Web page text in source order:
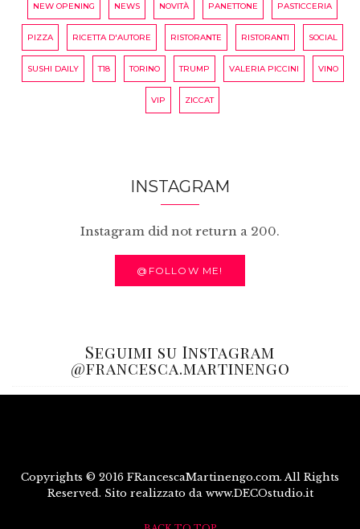
NEW OPENING NEWS NOVITÀ PANETTONE PASTICCERIA
PIZZA RICETTA D'AUTORE RISTORANTE RISTORANTI SOCIAL
SUSHI DAILY T18 TORINO TRUMP VALERIA PICCINI VINO
VIP ZICCAT
INSTAGRAM
Instagram did not return a 200.
@FOLLOW ME!
Seguimi su Instagram
@francesca.martinengo
Copyrights © 2016 FRancescaMartinengo.com. All Rights
Reserved. Sito realizzato da www.DECOstudio.it